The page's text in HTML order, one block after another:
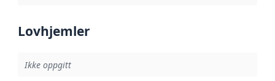
Lovhjemler
Ikke oppgitt